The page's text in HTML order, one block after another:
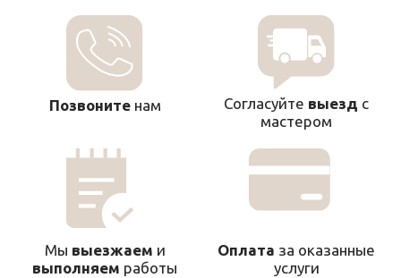
Позвонитенам Согласуйте выезд с
мастером
Мы выезжаем и
выполняем работы
Оплата за оказанные
услуги